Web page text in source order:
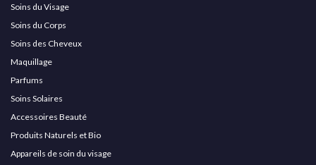
Soins du Visage
Soins du Corps
Soins des Cheveux
Maquillage
Parfums
Soins Solaires
Accessoires Beauté
Produits Naturels et Bio
Appareils de soin du visage